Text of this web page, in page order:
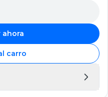
ahora
carro